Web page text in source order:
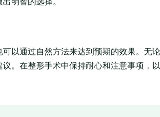
以通过自然方法来达到预期的效果。无
。在整形手术中保持耐心和注意事项，